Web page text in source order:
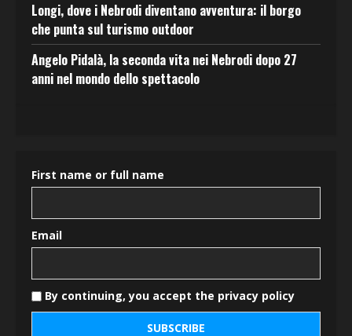
Longi, dove i Nebrodi diventano avventura: il borgo
che punta sul turismo outdoor
Angelo Pidalà, la seconda vita nei Nebrodi dopo 27
anni nel mondo dello spettacolo
First name or full name
Email
By continuing, you accept the privacy policy